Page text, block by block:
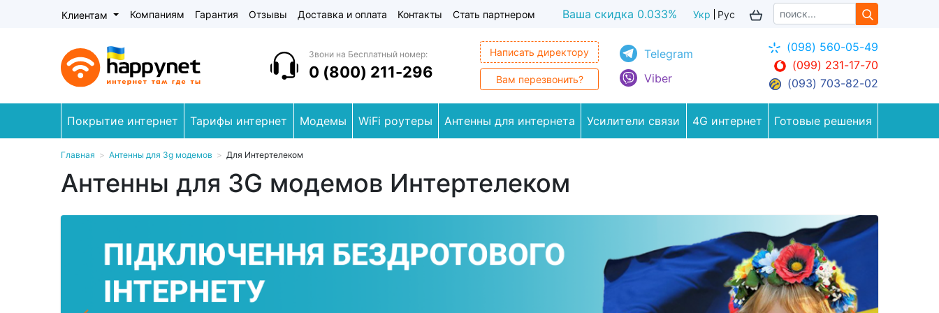
Клиентам Компаниям Гарантия Отзывы Доставка и оплата Контакты Стать партнером Ваша скидка 0.039% Укр Рус
Звони на Бесплатный номер:
0 (800) 211-296
Написать директору
Вам перезвонить?
Telegram
Viber
(098) 560-05-49
(099) 231-17-70
(093) 703-82-02
Покрытие интернет Тарифы интернет Модемы WiFi роутеры Антенны для интернета Усилители связи 4G интернет Готовые решения
Главная > Антенны для 3g модемов > Для Интертелеком
Антенны для 3G модемов Интертелеком